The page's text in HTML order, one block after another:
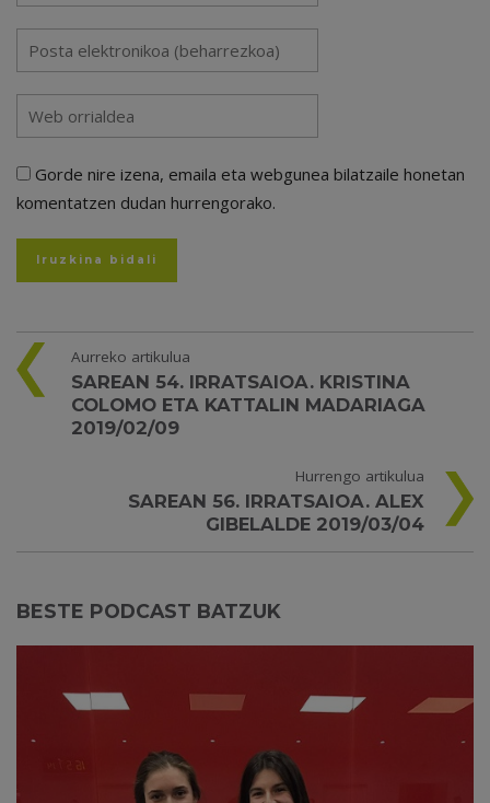
Gorde nire izena, emaila eta webgunea bilatzaile honetan
komentatzen dudan hurrengorako.
Aurreko artikulua
SAREAN 54. IRRATSAIOA. KRISTINA
COLOMO ETA KATTALIN MADARIAGA
2019/02/09
Hurrengo artikulua
SAREAN 56. IRRATSAIOA. ALEX
GIBELALDE 2019/03/04
BESTE PODCAST BATZUK